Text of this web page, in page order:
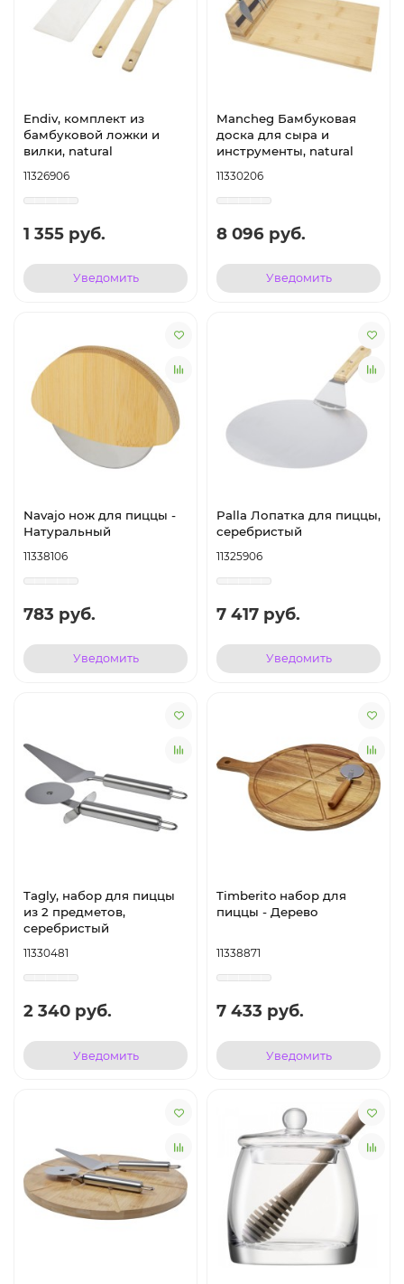
Endiv, комплект из
бамбуковой ложки и
вилки, natural
11326906
1 355 руб.
Уведомить
Mancheg Бамбуковая
доска для сыра и
инструменты, natural
11330206
8 096 руб.
Уведомить
Navajo нож для пиццы -
Натуральный
11338106
783 руб.
Уведомить
Palla Лопатка для пиццы,
серебристый
11325906
7 417 руб.
Уведомить
Tagly, набор для пиццы
из 2 предметов,
серебристый
11330481
2 340 руб.
Уведомить
Timberito набор для
пиццы - Дерево
11338871
7 433 руб.
Уведомить